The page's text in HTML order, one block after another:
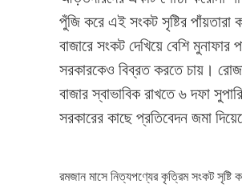
পুঁজি করে এই সংকট সৃষ্টির পাঁয়তারা
বাজারে সংকট দেখিয়ে বেশি মুনাফার
সরকারকেও বিব্রত করতে চায়।
বাজার স্বাভাবিক রাখতে ৬ দফা
সরকারের কাছে প্রতিবেদন জমা
রমজান মাসে নিত্যপণ্যের কৃত্রিম সংকট সৃষ্টি